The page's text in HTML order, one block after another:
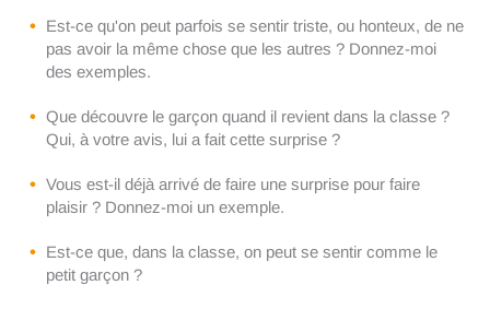
Est-ce qu'on peut parfois se sentir triste, ou honteux, de ne
pas avoir la même chose que les autres ? Donnez-moi
des exemples.
Que découvre le garçon quand il revient dans la classe ?
Qui, à votre avis, lui a fait cette surprise ?
Vous est-il déjà arrivé de faire une surprise pour faire
plaisir ? Donnez-moi un exemple.
Est-ce que, dans la classe, on peut se sentir comme le
petit garçon ?